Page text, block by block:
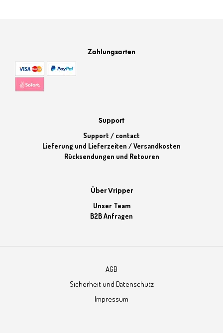
Zahlungsarten
Support
Support / contact
Lieferung und Lieferzeiten / Versandkosten
Rücksendungen und Retouren
Über Vripper
Unser Team
B2B Anfragen
AGB
Sicherheit und Datenschutz
Impressum